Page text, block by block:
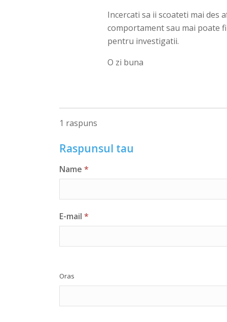
Incercati sa ii scoateti mai des
comportament sau mai poate
pentru investigatii.
O zi buna
1 raspuns
Raspunsul tau
Name *
E-mail *
Oras